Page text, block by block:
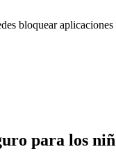
bloquear
para los